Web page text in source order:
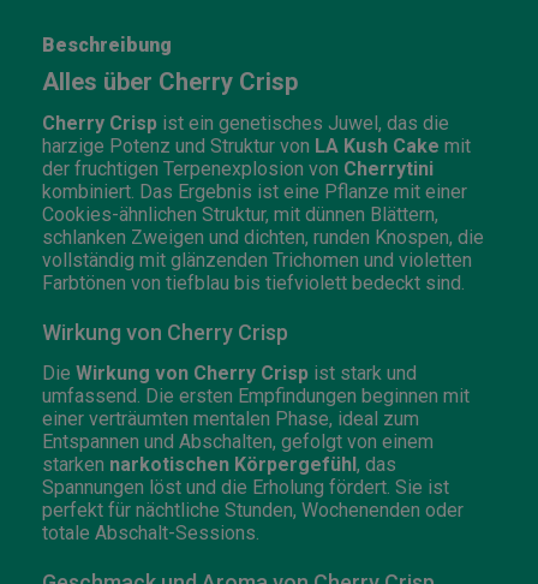
Beschreibung
Alles über Cherry Crisp
Cherry Crisp ist ein genetisches Juwel, das die
harzige Potenz und Struktur von LA Kush Cake mit
der fruchtigen Terpenexplosion von Cherrytini
kombiniert. Das Ergebnis ist eine Pflanze mit einer
Cookies-ähnlichen Struktur, mit dünnen Blättern,
schlanken Zweigen und dichten, runden Knospen, die
vollständig mit glänzenden Trichomen und violetten
Farbtönen von tiefblau bis tiefviolett bedeckt sind.
Wirkung von Cherry Crisp
Die Wirkung von Cherry Crisp ist stark und
umfassend. Die ersten Empfindungen beginnen mit
einer verträumten mentalen Phase, ideal zum
Entspannen und Abschalten, gefolgt von einem
starken narkotischen Körpergefühl, das
Spannungen löst und die Erholung fördert. Sie ist
perfekt für nächtliche Stunden, Wochenenden oder
totale Abschalt-Sessions.